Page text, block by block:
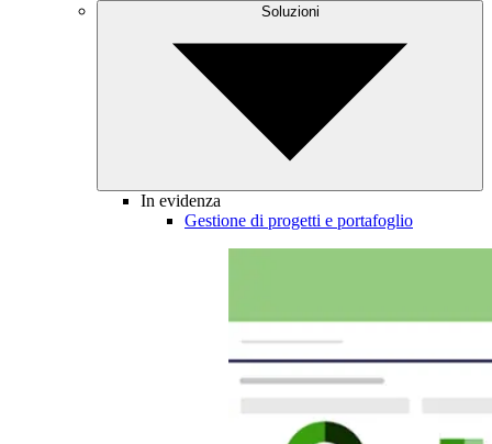
Soluzioni
In evidenza
Gestione di progetti e portafoglio